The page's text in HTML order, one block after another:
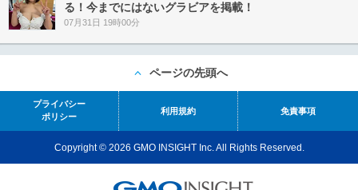
る！今までにはないグラビアを掲載！
07月31日 19時00分
ページの先頭へ
プライバシー
ポリシー
利用規約 免責事項
Copyright © 2026 GMO INSIGHT Inc. All Rights Reserved.